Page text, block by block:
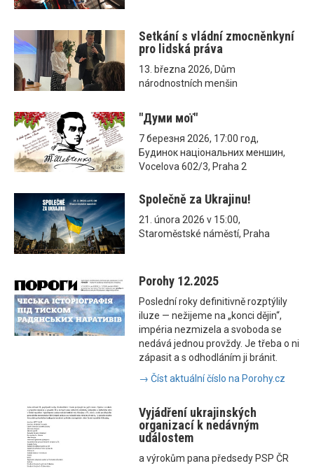
Setkání s vládní zmocněnkyní
pro lidská práva
13. března 2026, Dům
národnostních menšin
"Думи мої"
7 березня 2026, 17:00 год,
Будинок національних меншин,
Vocelova 602/3, Praha 2
Společně za Ukrajinu!
21. února 2026 v 15:00,
Staroměstské náměstí, Praha
Porohy 12.2025
Poslední roky definitivně rozptýlily
iluze — nežijeme na „konci dějin“,
impéria nezmizela a svoboda se
nedává jednou provždy. Je třeba o ni
zápasit a s odhodláním ji bránit.
→ Číst aktuální číslo na Porohy.cz
Vyjádření ukrajinských
organizací k nedávným
událostem
a výrokům pana předsedy PSP ČR